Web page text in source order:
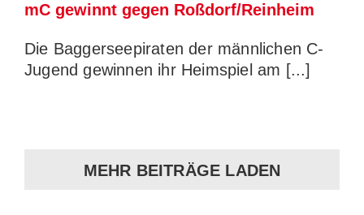
mC gewinnt gegen Roßdorf/Reinheim
Die Baggerseepiraten der männlichen C-
Jugend gewinnen ihr Heimspiel am [...]
MEHR BEITRÄGE LADEN